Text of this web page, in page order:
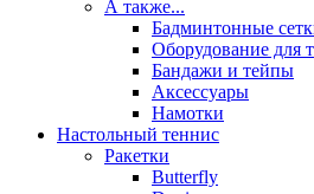
А также...
Бадминтонные
Оборудование для
Бандажи и тейпы
Аксессуары
Намотки
Настольный теннис
Ракетки
Butterfly